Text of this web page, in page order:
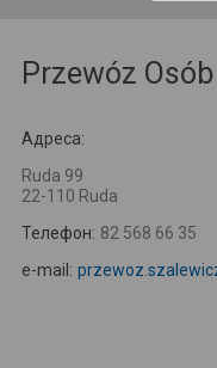
Przewóz
Адреса:
Ruda 99
22-110 Ruda
Телефон: 82 568 66 35
e-mail: